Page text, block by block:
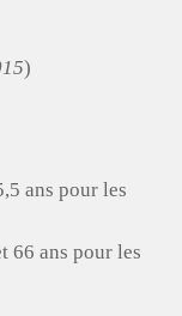
)
ans pour les
66 ans pour les